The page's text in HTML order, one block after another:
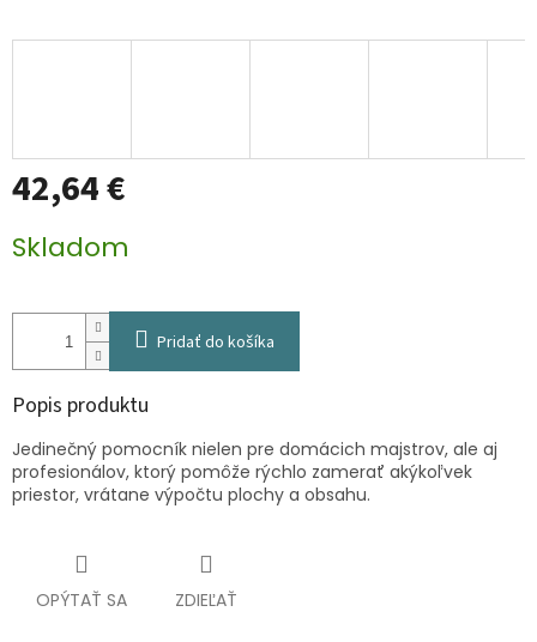
42,64 €
cena:
Skladom
Pridať do košíka
Popis produktu
Jedinečný pomocník nielen pre domácich majstrov, ale aj
profesionálov, ktorý pomôže rýchlo zamerať akýkoľvek
priestor, vrátane výpočtu plochy a obsahu.
OPÝTAŤ SA ZDIEĽAŤ